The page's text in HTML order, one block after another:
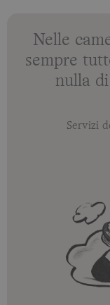
Nelle
sempre
nulla
Servizi